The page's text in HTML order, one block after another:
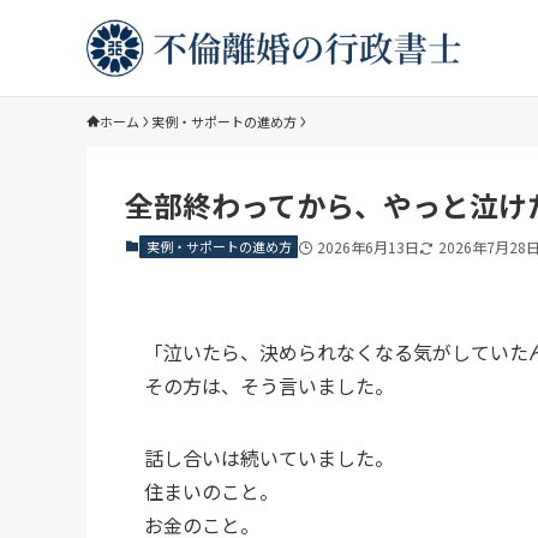
ホーム 実例・サポートの進め方
全部終わってから、やっと泣け
実例・サポートの進め方 2026年6月13日 2026年7月28日
「泣いたら、決められなくなる気がしていた
その方は、そう言いました。
話し合いは続いていました。
住まいのこと。
お金のこと。